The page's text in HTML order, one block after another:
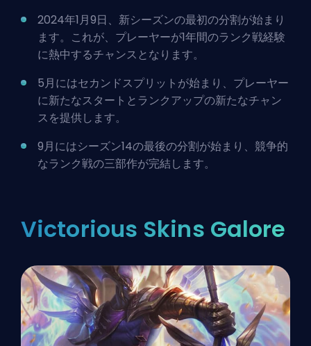
2024年1月9日、新シーズンの最初の分割が始まり
ます。これが、プレーヤーが1年間のランク戦経験
に熱中するチャンスとなります。
5月にはセカンドスプリットが始まり、プレーヤー
に新たなスタートとランクアップの新たなチャン
スを提供します。
9月にはシーズン14の最後の分割が始まり、競争的
なランク戦の三部作が完結します。
Victorious Skins Galore